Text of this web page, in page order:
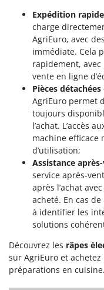
Expédition
charge
AgriEuro, avec
immédiate. Cela
rapidement,
vente en ligne
Pièces
AgriEuro permet
toujours
l’achat. L’accès
machine efficace
d’utilisation;
Assistance
service après-
après l’achat
acheté. En cas
à identifier les
solutions
Découvrez les râpes
sur AgriEuro et
préparations en cuisine.